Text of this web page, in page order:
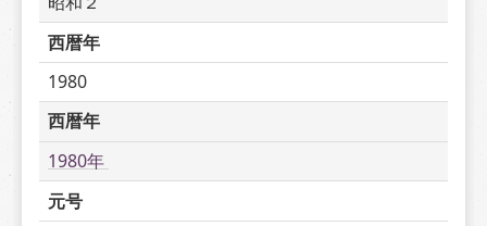
西暦年
1980
西暦年
1980年
元号